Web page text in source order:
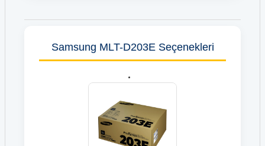
Samsung MLT-D203E Seçenekleri